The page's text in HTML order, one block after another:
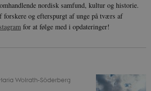
nordisk samfund, kultur og historie.
forskere og efterspurgt af unge på tværs af
for at følge med i opdateringer!
Wolrath-Söderberg